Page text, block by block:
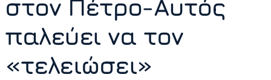
στον Πέτρο-Αυτός
παλεύει να τον
«τελειώσει»